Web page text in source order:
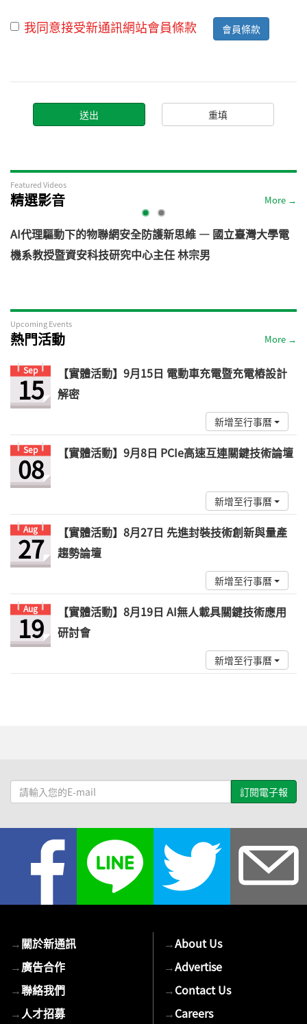
我同意接受新通訊網站會員條款
會員條款
Featured Videos
精選影音 More →
AI代理驅動下的物聯網安全防護新思維 — 國立臺灣大學電
機系教授暨資安科技研究中心主任 林宗男
Upcoming Events
熱門活動 More →
Sep
15
【實體活動】9月15日 電動車充電暨充電樁設計
解密
新增至行事曆
Sep
08 【實體活動】9月8日 PCIe高速互連關鍵技術論壇
新增至行事曆
Aug
27
【實體活動】8月27日 先進封裝技術創新與量產
趨勢論壇
新增至行事曆
Aug
19
【實體活動】8月19日 AI無人載具關鍵技術應用
研討會
新增至行事曆
請
輸
→關於新通訊
→廣告合作
→聯絡我們
→人才招募
→About Us
→Advertise
→Contact Us
→Careers